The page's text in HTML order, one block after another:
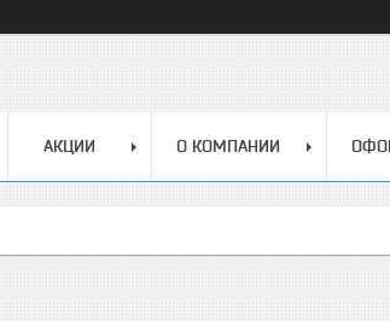
АКЦИИ О КОМПАНИИ